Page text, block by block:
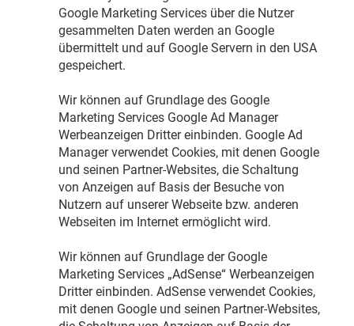
Google Marketing Services über die Nutzer
gesammelten Daten werden an Google
übermittelt und auf Google Servern in den USA
gespeichert.
Wir können auf Grundlage des Google
Marketing Services Google Ad Manager
Werbeanzeigen Dritter einbinden. Google Ad
Manager verwendet Cookies, mit denen Google
und seinen Partner-Websites, die Schaltung
von Anzeigen auf Basis der Besuche von
Nutzern auf unserer Webseite bzw. anderen
Webseiten im Internet ermöglicht wird.
Wir können auf Grundlage der Google
Marketing Services „AdSense“ Werbeanzeigen
Dritter einbinden. AdSense verwendet Cookies,
mit denen Google und seinen Partner-Websites,